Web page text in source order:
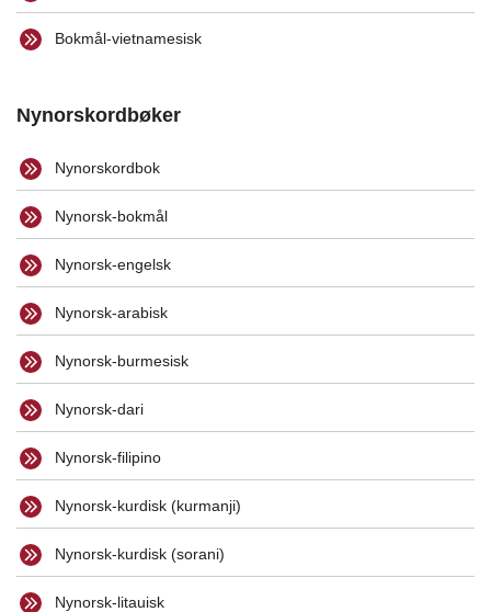
Bokmål-vietnamesisk
Nynorskordbøker
Nynorskordbok
Nynorsk-bokmål
Nynorsk-engelsk
Nynorsk-arabisk
Nynorsk-burmesisk
Nynorsk-dari
Nynorsk-filipino
Nynorsk-kurdisk (kurmanji)
Nynorsk-kurdisk (sorani)
Nynorsk-litauisk